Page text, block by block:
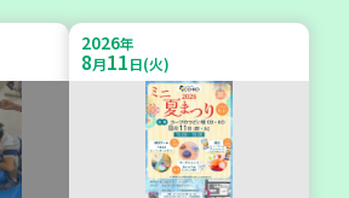
しを
トック ～いつもの食材で備
えよう～
大人向け
平和・防災
2026年
8月11日(火)